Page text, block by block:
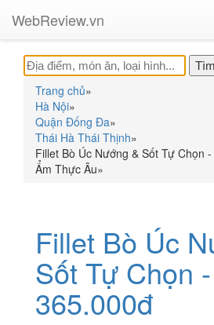
WebReview.vn
Trang chủ»
Hà Nội»
Quận Đống Đa»
Thái Hà Thái Thịnh»
Fillet Bò Úc Nướng & Sốt Tự Chọn
Ẩm Thực Âu»
Fillet Bò Úc
Sốt Tự Chọn -
365.000đ